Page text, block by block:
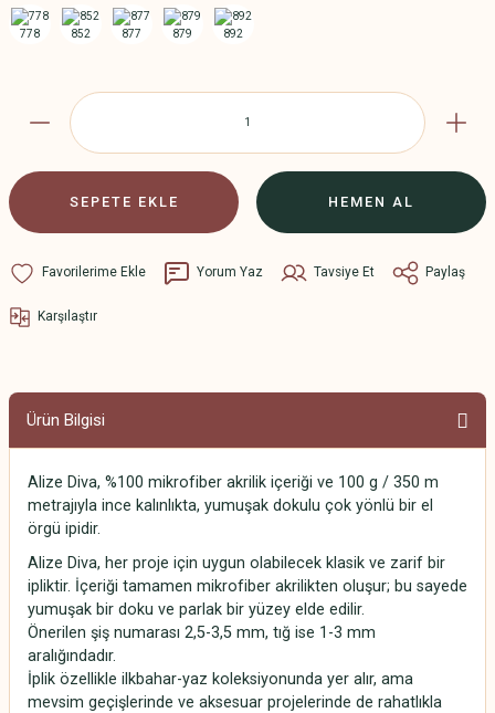
SEPETE EKLE HEMEN AL
Yorum Yaz Tavsiye Et Paylaş
Karşılaştır
Ürün Bilgisi
Alize Diva, %100 mikrofiber akrilik içeriği ve 100 g / 350 m
metrajıyla ince kalınlıkta, yumuşak dokulu çok yönlü bir el
örgü ipidir.
Alize Diva, her proje için uygun olabilecek klasik ve zarif bir
ipliktir. İçeriği tamamen mikrofiber akrilikten oluşur; bu sayede
yumuşak bir doku ve parlak bir yüzey elde edilir.
Önerilen şiş numarası 2,5-3,5 mm, tığ ise 1-3 mm
aralığındadır.
İplik özellikle ilkbahar-yaz koleksiyonunda yer alır, ama
mevsim geçişlerinde ve aksesuar projelerinde de rahatlıkla